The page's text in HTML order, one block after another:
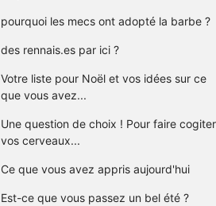
pourquoi les mecs ont adopté la barbe ?
des rennais.es par ici ?
Votre liste pour Noël et vos idées sur ce
que vous avez...
Une question de choix ! Pour faire cogiter
vos cerveaux...
Ce que vous avez appris aujourd'hui
Est-ce que vous passez un bel été ?